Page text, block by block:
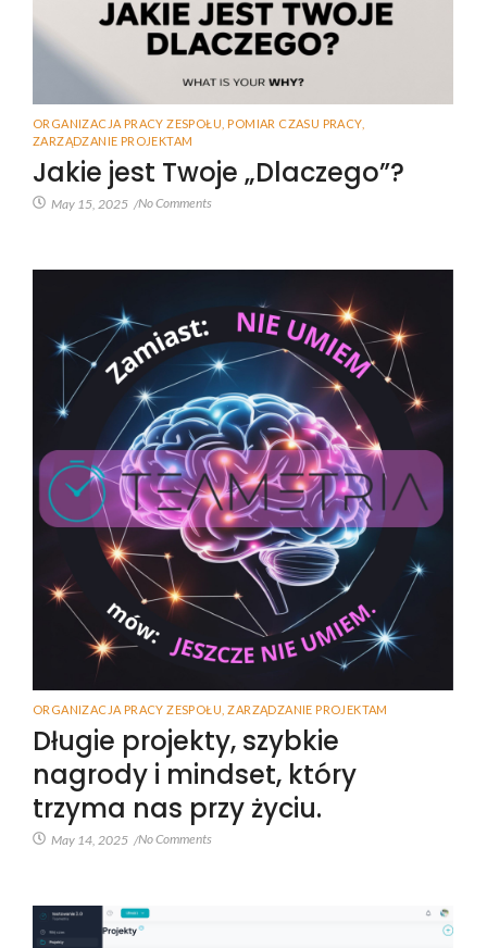
ORGANIZACJA PRACY ZESPOŁU POMIAR CZASU PRACY,
ZARZĄDZANIE PROJEKTAM
Jakie jest Twoje „Dlaczego”?
May 15, 2025 /No Comments
ORGANIZACJA PRACY ZESPOŁU ZARZĄDZANIE PROJEKTAM
Długie projekty, szybkie
nagrody i mindset, który
trzyma nas przy życiu.
May 14, 2025 /No Comments